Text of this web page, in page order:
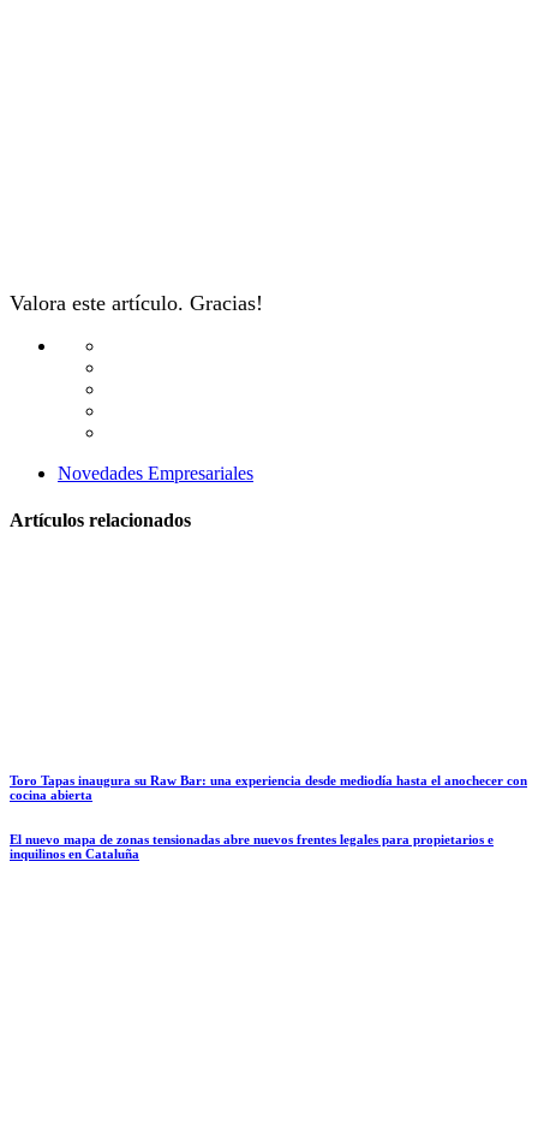
Valora este artículo. Gracias!
Novedades Empresariales
Artículos relacionados
Toro Tapas inaugura su Raw Bar: una experiencia desde mediodía hasta el anochecer con
cocina abierta
El nuevo mapa de zonas tensionadas abre nuevos frentes legales para propietarios e
inquilinos en Cataluña